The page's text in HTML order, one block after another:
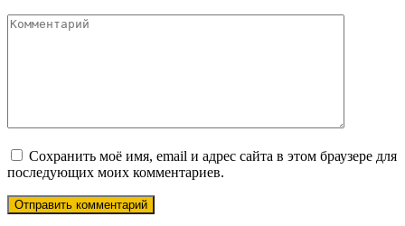
Комментарий
Сохранить моё имя, email и адрес сайта в этом браузере для
последующих моих комментариев.